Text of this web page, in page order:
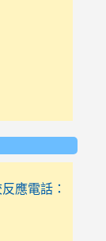
應電話：